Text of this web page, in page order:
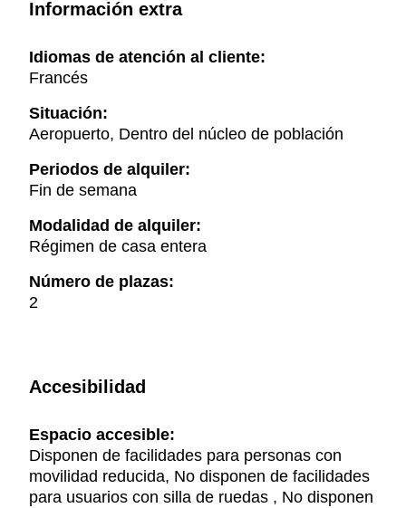
Información extra
Idiomas de atención al cliente:
Francés
Situación:
Aeropuerto, Dentro del núcleo de población
Periodos de alquiler:
Fin de semana
Modalidad de alquiler:
Régimen de casa entera
Número de plazas:
2
Accesibilidad
Espacio accesible:
Disponen de facilidades para personas con
movilidad reducida, No disponen de facilidades
para usuarios con silla de ruedas , No disponen